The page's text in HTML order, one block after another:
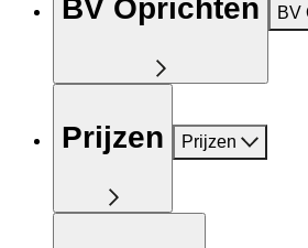
BV Oprichten BV
Prijzen Prijzen